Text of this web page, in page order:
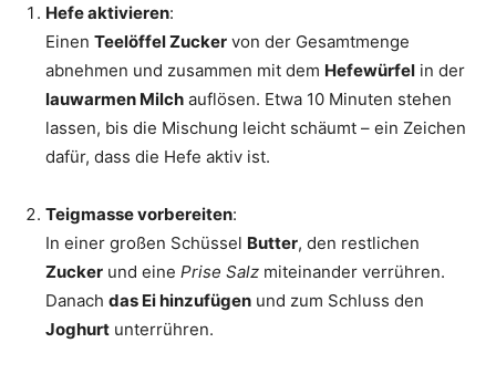
Hefe aktivieren:
Einen Teelöffel Zucker von der Gesamtmenge
abnehmen und zusammen mit dem Hefewürfel in der
lauwarmen Milch auflösen. Etwa 10 Minuten stehen
lassen, bis die Mischung leicht schäumt – ein Zeichen
dafür, dass die Hefe aktiv ist.
Teigmasse vorbereiten:
In einer großen Schüssel Butter, den restlichen
Zucker und eine Prise Salz miteinander verrühren.
Danach das Ei hinzufügen und zum Schluss den
Joghurt unterrühren.